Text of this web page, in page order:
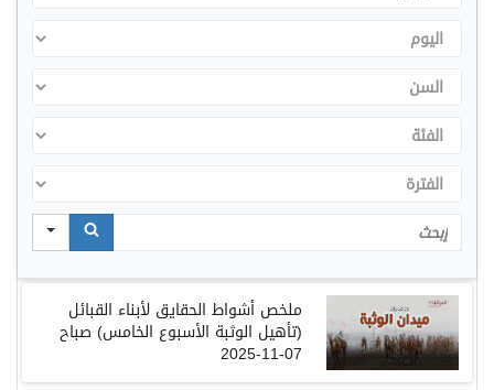
اليوم
السن
الفئة
الفترة
Search
ملخص أشواط الحقايق لأبناء القبائل
(تأهيل الوثبة الأسبوع الخامس) صباح
07-11-2025